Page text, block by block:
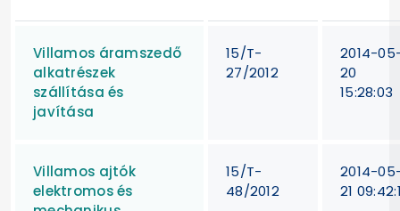
Villamos áramszedő
alkatrészek
szállítása és
javítása
15/T-
27/2012
2014-
20
15:28:03
Villamos ajtók
elektromos és
15/T-
48/2012
2014-
21